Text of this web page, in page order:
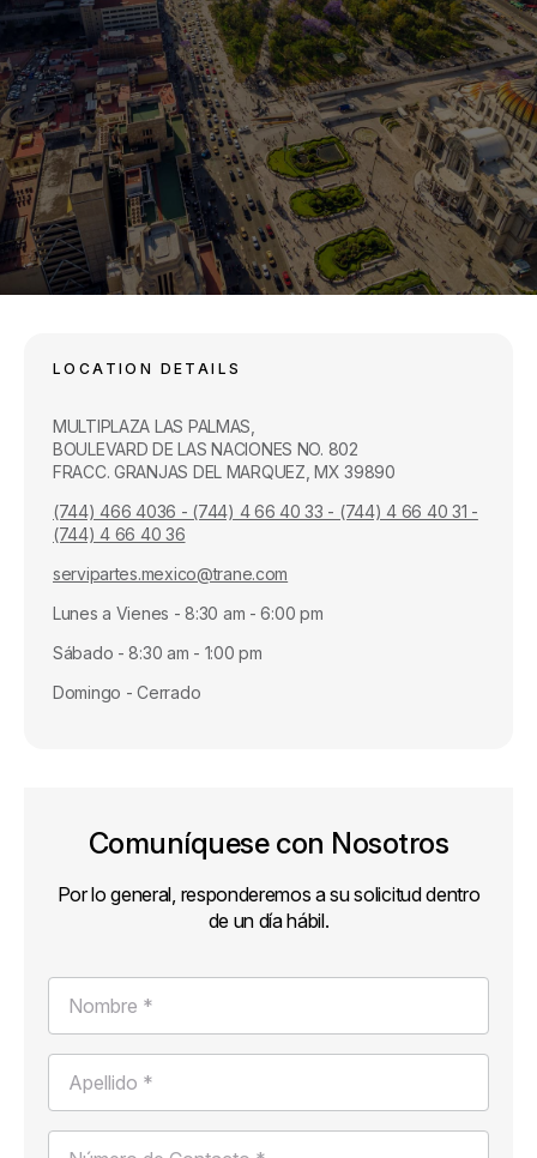
LOCATION DETAILS
MULTIPLAZA LAS PALMAS,
BOULEVARD DE LAS NACIONES NO. 802
FRACC. GRANJAS DEL MARQUEZ, MX 39890
(744) 466 4036 - (744) 4 66 40 33 - (744) 4 66 40 31 -
(744) 4 66 40 36
servipartes.mexico@trane.com
Lunes a Vienes - 8:30 am - 6:00 pm
Sábado - 8:30 am - 1:00 pm
Domingo - Cerrado
Comuníquese con Nosotros
Por lo general, responderemos a su solicitud dentro
de un día hábil.